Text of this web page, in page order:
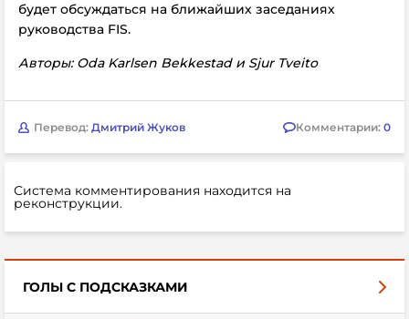
будет обсуждаться на ближайших заседаниях
руководства FIS.
Авторы: Oda Karlsen Bekkestad и Sjur Tveito
Перевод: Дмитрий Жуков Комментарии: 0
Система комментирования находится на
реконструкции.
ГОЛЫ С ПОДСКАЗКАМИ